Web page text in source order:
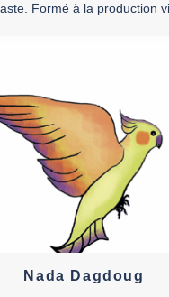
Formé à la production
Borders. Il a collaboré en
directeur artistique à
livres et revues, […]
Nada Dagdoug